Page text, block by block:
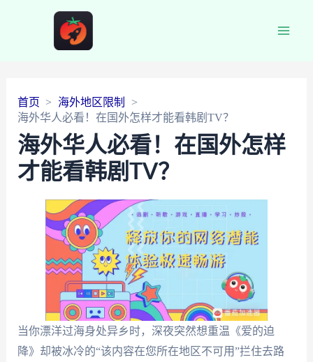
首页
海外地区限制
海外华人必看！在国外怎样才能看韩剧TV？
海外华人必看！在国外怎样
才能看韩剧TV？
当你漂洋过海身处异乡时，深夜突然想重温《爱的迫
降》却被冰冷的“该内容在您所在地区不可用”拦住去路